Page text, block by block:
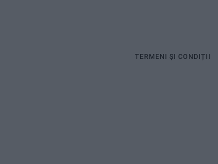
TERMENI ȘI CONDIȚII